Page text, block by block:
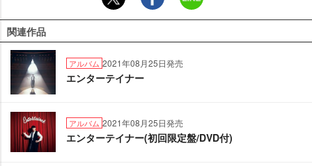
関連作品
アルバム 2021年08月25日発売
エンターテイナー
アルバム 2021年08月25日発売
エンターテイナー(初回限定盤/DVD付)